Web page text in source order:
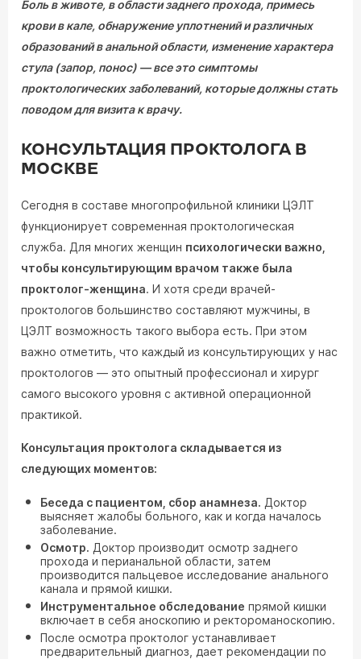
Боль в животе, в области заднего прохода, примесь
крови в кале, обнаружение уплотнений и различных
образований в анальной области, изменение характера
стула (запор, понос) — все это симптомы
проктологических заболеваний, которые должны стать
поводом для визита к врачу.
КОНСУЛЬТАЦИЯ ПРОКТОЛОГА В
МОСКВЕ
Сегодня в составе многопрофильной клиники ЦЭЛТ
функционирует современная проктологическая
служба. Для многих женщин психологически важно,
чтобы консультирующим врачом также была
проктолог-женщина. И хотя среди врачей-
проктологов большинство составляют мужчины, в
ЦЭЛТ возможность такого выбора есть. При этом
важно отметить, что каждый из консультирующих у нас
проктологов — это опытный профессионал и хирург
самого высокого уровня с активной операционной
практикой.
Консультация проктолога складывается из
следующих моментов:
Беседа с пациентом, сбор анамнеза. Доктор
выясняет жалобы больного, как и когда началось
заболевание.
Осмотр. Доктор производит осмотр заднего
прохода и перианальной области, затем
производится пальцевое исследование анального
канала и прямой кишки.
Инструментальное обследование прямой кишки
включает в себя аноскопию и ректороманоскопию.
После осмотра проктолог устанавливает
предварительный диагноз, дает рекомендации по